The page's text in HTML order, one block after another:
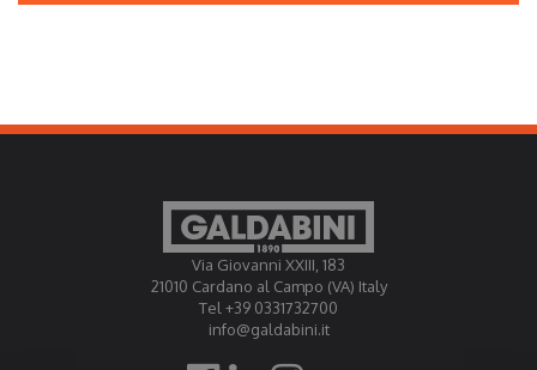
Via Giovanni XXIII, 183
21010 Cardano al Campo (VA) Italy
Tel +39 0331732700
info@galdabini.it